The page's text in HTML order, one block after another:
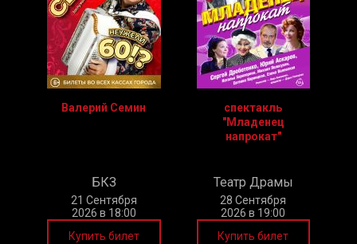
Валерий Семин
БКЗ
21 Сентября
2026 в 18:00
Купить билет
спектакль
"Младенец
напрокат"
Театр Драмы
28 Сентября
2026 в 19:00
Купить билет